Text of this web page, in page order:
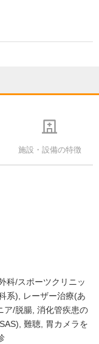
施設・設備の特徴
科/スポーツクリニッ
系)
レーザー治療(あ
ア/脱腸 消化管疾患の
難聴
胃カメラを